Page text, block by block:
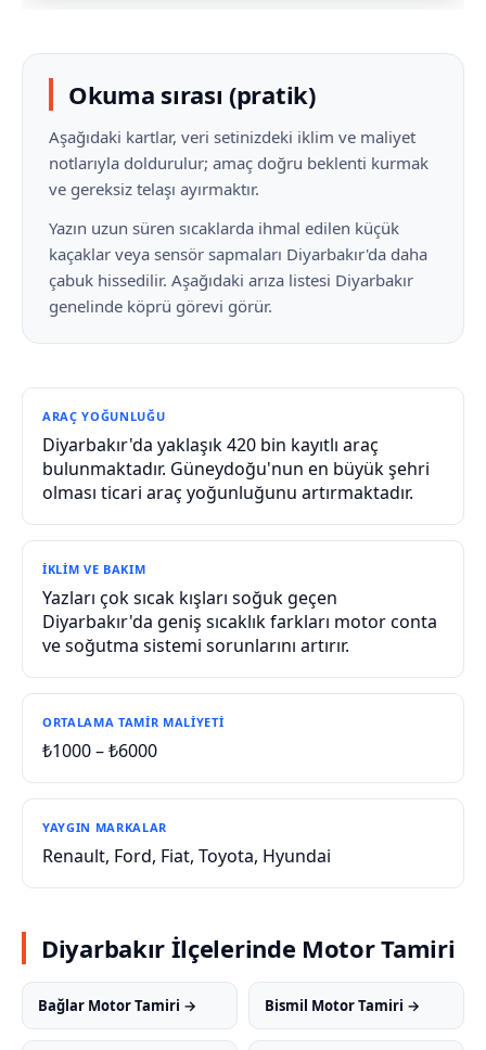
Okuma sırası (pratik)
Aşağıdaki kartlar, veri setinizdeki iklim ve maliyet
notlarıyla doldurulur; amaç doğru beklenti kurmak
ve gereksiz telaşı ayırmaktır.
Yazın uzun süren sıcaklarda ihmal edilen küçük
kaçaklar veya sensör sapmaları Diyarbakır'da daha
çabuk hissedilir. Aşağıdaki arıza listesi Diyarbakır
genelinde köprü görevi görür.
ARAÇ YOĞUNLUĞU
Diyarbakır'da yaklaşık 420 bin kayıtlı araç
bulunmaktadır. Güneydoğu'nun en büyük şehri
olması ticari araç yoğunluğunu artırmaktadır.
İKLIM VE BAKIM
Yazları çok sıcak kışları soğuk geçen
Diyarbakır'da geniş sıcaklık farkları motor conta
ve soğutma sistemi sorunlarını artırır.
ORTALAMA TAMIR MALIYETI
₺1000 – ₺6000
YAYGIN MARKALAR
Renault, Ford, Fiat, Toyota, Hyundai
Diyarbakır İlçelerinde Motor Tamiri
Bağlar Motor Tamiri → Bismil Motor Tamiri →